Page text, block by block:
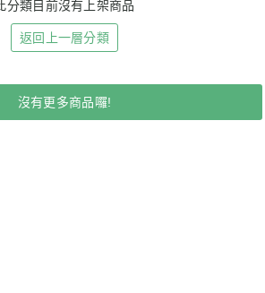
分類目前沒有上架商品
返回上一層分類
沒有更多商品囉!